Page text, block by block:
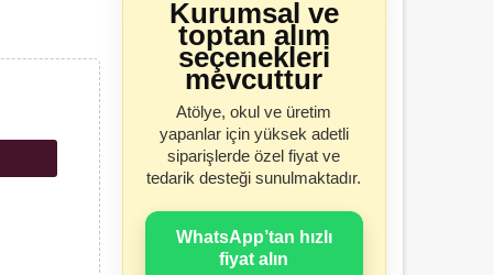
Kurumsal ve
toptan alım
seçenekleri
mevcuttur
Atölye, okul ve üretim
yapanlar için yüksek adetli
siparişlerde özel fiyat ve
tedarik desteği sunulmaktadır.
WhatsApp’tan hızlı
fiyat alın